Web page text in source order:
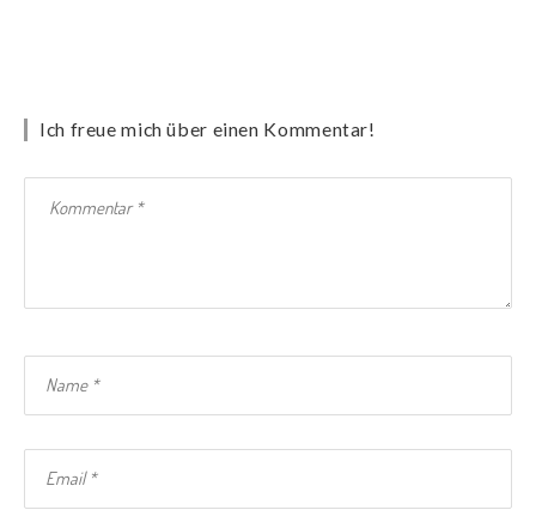
Ich freue mich über einen Kommentar!